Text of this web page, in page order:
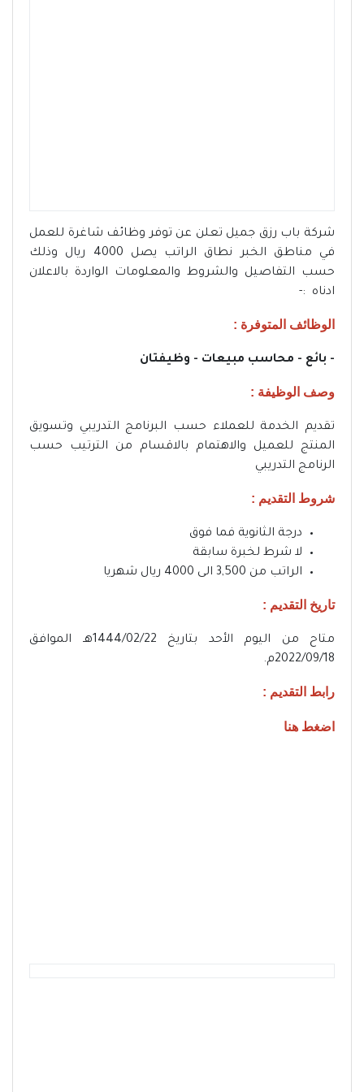
شركة باب رزق جميل تعلن عن توفر وظائف شاغرة للعمل
في مناطق الخبر نطاق الراتب يصل 4000 ريال وذلك
حسب التفاصيل والشروط والمعلومات الواردة بالاعلان
ادناه :-
الوظائف المتوفرة :
- بائع - محاسب مبيعات - وظيفتان
وصف الوظيفة :
تقديم الخدمة للعملاء حسب البرنامج التدريبي وتسويق
المنتج للعميل والاهتمام بالاقسام من الترتيب حسب
الرنامج التدريبي
شروط التقديم :
درجة الثانوية فما فوق
لا شرط لخبرة سابقة
الراتب من 3,500 الى 4000 ريال شهريا
تاريخ التقديم :
متاح من اليوم الأحد بتاريخ 1444/02/22هـ الموافق
2022/09/18م.
رابط التقديم :
اضغط هنا